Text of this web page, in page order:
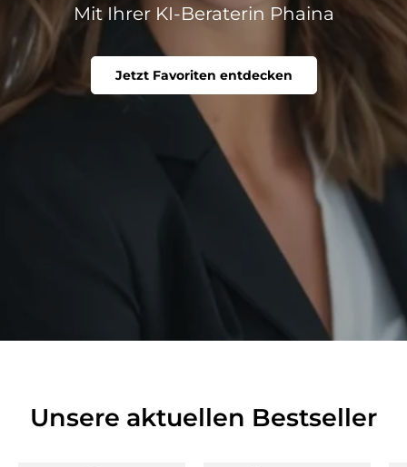
Mit Ihrer KI-Beraterin Phaina
Jetzt Favoriten entdecken
Unsere aktuellen Bestseller